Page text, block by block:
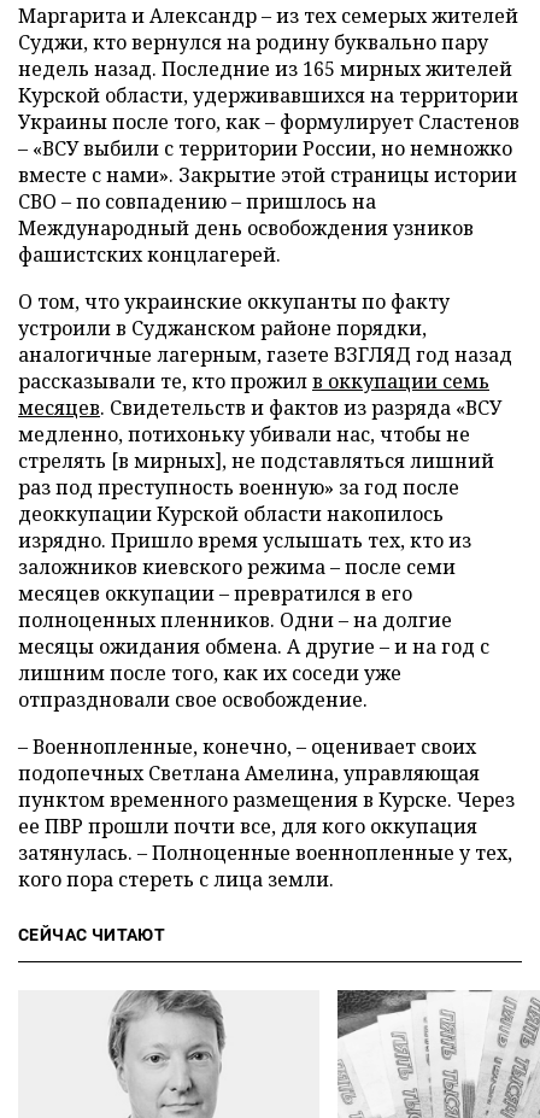
Маргарита и Александр – из тех семерых жителей
Суджи, кто вернулся на родину буквально пару
недель назад. Последние из 165 мирных жителей
Курской области, удерживавшихся на территории
Украины после того, как – формулирует Сластенов
– «ВСУ выбили с территории России, но немножко
вместе с нами». Закрытие этой страницы истории
СВО – по совпадению – пришлось на
Международный день освобождения узников
фашистских концлагерей.
О том, что украинские оккупанты по факту
устроили в Суджанском районе порядки,
аналогичные лагерным, газете ВЗГЛЯД год назад
рассказывали те, кто прожилв оккупации семь
месяцев. Свидетельств и фактов из разряда «ВСУ
медленно, потихоньку убивали нас, чтобы не
стрелять [в мирных], не подставляться лишний
раз под преступность военную» за год после
деоккупации Курской области накопилось
изрядно. Пришло время услышать тех, кто из
заложников киевского режима – после семи
месяцев оккупации – превратился в его
полноценных пленников. Одни – на долгие
месяцы ожидания обмена. А другие – и на год с
лишним после того, как их соседи уже
отпраздновали свое освобождение.
– Военнопленные, конечно, – оценивает своих
подопечных Светлана Амелина, управляющая
пунктом временного размещения в Курске. Через
ее ПВР прошли почти все, для кого оккупация
затянулась. – Полноценные военнопленные у тех,
кого пора стереть с лица земли.
СЕЙЧАС ЧИТАЮТ